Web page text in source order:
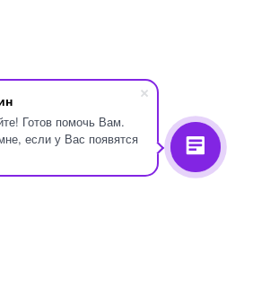
Готов помочь Вам.
если у Вас появятся